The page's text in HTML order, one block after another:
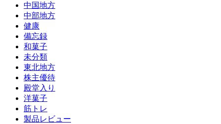
中国地方
中部地方
健康
備忘録
和菓子
未分類
東北地方
株主優待
殿堂入り
洋菓子
筋トレ
製品レビュー